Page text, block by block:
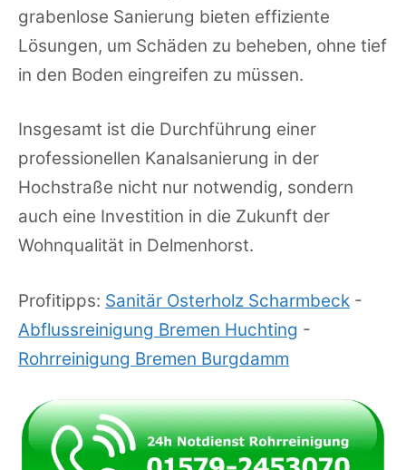
grabenlose Sanierung bieten effiziente
Lösungen, um Schäden zu beheben, ohne tief
in den Boden eingreifen zu müssen.
Insgesamt ist die Durchführung einer
professionellen Kanalsanierung in der
Hochstraße nicht nur notwendig, sondern
auch eine Investition in die Zukunft der
Wohnqualität in Delmenhorst.
Profitipps: Sanitär Osterholz Scharmbeck -
Abflussreinigung Bremen Huchting -
Rohrreinigung Bremen Burgdamm